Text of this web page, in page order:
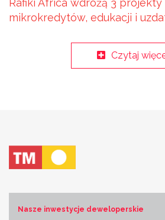
Rafiki África wdrożą 3 projekty
mikrokredytów, edukacji i
Czytaj
Nasze inwestycje deweloperskie